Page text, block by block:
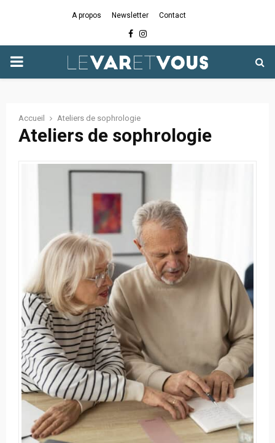
A propos Newsletter Contact
Facebook
Instagram
PRIMARY
Accueil Ateliers de sophrologie
Ateliers de sophrologie